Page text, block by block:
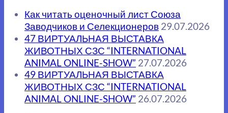
Как читать оценочный лист Союза
Заводчиков и Селекционеров 29.07.2026
47 ВИРТУАЛЬНАЯ ВЫСТАВКА
ЖИВОТНЫХ СЗС “INTERNATIONAL
ANIMAL ONLINE-SHOW” 27.07.2026
49 ВИРТУАЛЬНАЯ ВЫСТАВКА
ЖИВОТНЫХ СЗС “INTERNATIONAL
ANIMAL ONLINE-SHOW” 26.07.2026